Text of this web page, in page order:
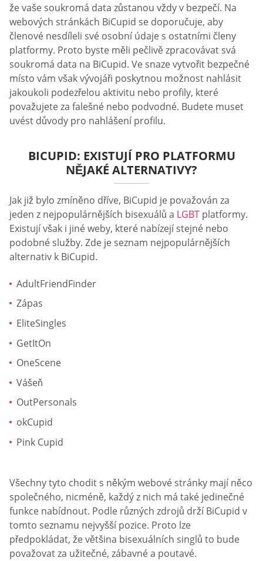
že vaše soukromá data zůstanou vždy v bezpečí. Na
webových stránkách BiCupid se doporučuje, aby
členové nesdíleli své osobní údaje s ostatními členy
platformy. Proto byste měli pečlivě zpracovávat svá
soukromá data na BiCupid. Ve snaze vytvořit bezpečné
místo vám však vývojáři poskytnou možnost nahlásit
jakoukoli podezřelou aktivitu nebo profily, které
považujete za falešné nebo podvodné. Budete muset
uvést důvody pro nahlášení profilu.
BICUPID: EXISTUJÍ PRO PLATFORMU
NĚJAKÉ ALTERNATIVY?
Jak již bylo zmíněno dříve, BiCupid je považován za
jeden z nejpopulárnějších bisexuálů a LGBT platformy.
Existují však i jiné weby, které nabízejí stejné nebo
podobné služby. Zde je seznam nejpopulárnějších
alternativ k BiCupid.
AdultFriendFinder
Zápas
EliteSingles
GetItOn
OneScene
Vášeň
OutPersonals
okCupid
Pink Cupid
Všechny tyto chodit s někým webové stránky mají něco
společného, nicméně, každý z nich má také jedinečné
funkce nabídnout. Podle různých zdrojů drží BiCupid v
tomto seznamu nejvyšší pozice. Proto lze
předpokládat, že většina bisexuálních singlů to bude
považovat za užitečné, zábavné a poutavé.